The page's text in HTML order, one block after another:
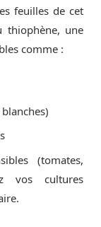
feuilles de cet
une
comme :
(tomates,
vos cultures